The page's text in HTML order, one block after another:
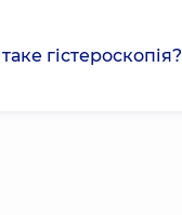
гістероскопія?